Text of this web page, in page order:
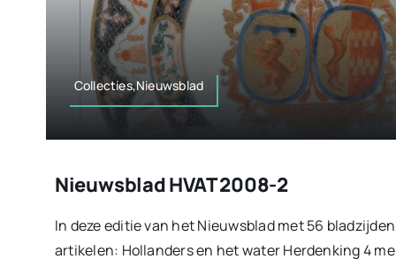
Collecties,Nieuwsblad
Nieuwsblad HVAT 2008-2
In deze editie van het Nieuwsblad met 56
artikelen: Hollanders en het water Herdenking 4